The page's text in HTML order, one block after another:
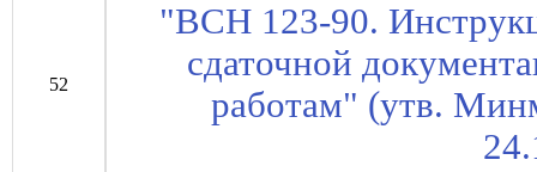
52
"ВСН 123-90.
сдаточной
работам" (утв.